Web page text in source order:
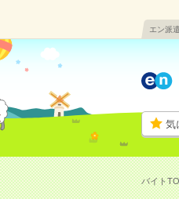
エン派遣
気
バイト